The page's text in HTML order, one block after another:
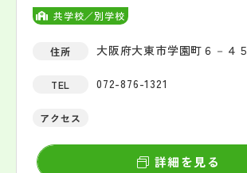
共学校／別学校
住所 大阪府大東市学園町６－４５
TEL 072-876-1321
アクセス
詳細を見る